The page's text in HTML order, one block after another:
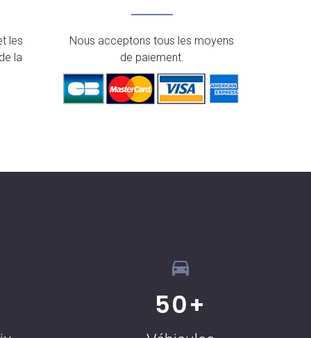
les
la
Nous acceptons tous les moyens
de paiement.
50+